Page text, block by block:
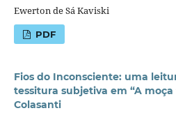
Ewerton de Sá Kaviski
PDF
Fios do Inconsciente: uma
tessitura subjetiva em “A
Colasanti